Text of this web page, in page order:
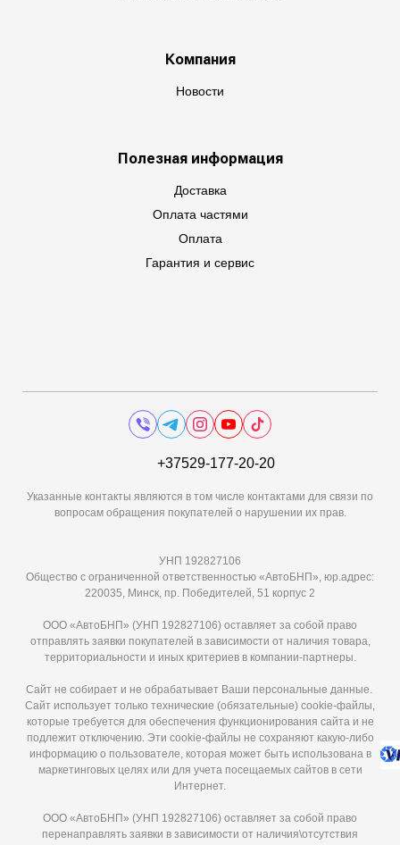
Компания
Новости
Полезная информация
Доставка
Оплата частями
Оплата
Гарантия и сервис
+37529-177-20-20
Указанные контакты являются в том числе контактами для связи по
вопросам обращения покупателей о нарушении их прав.
УНП 192827106
Общество с ограниченной ответственностью «АвтоБНП», юр.адрес:
220035, Минск, пр. Победителей, 51 корпус 2
ООО «АвтоБНП» (УНП 192827106) оставляет за собой право
отправлять заявки покупателей в зависимости от наличия товара,
территориальности и иных критериев в компании-партнеры.
Сайт не собирает и не обрабатывает Ваши персональные данные.
Сайт использует только технические (обязательные) cookie-файлы,
которые требуется для обеспечения функционирования сайта и не
подлежит отключению. Эти сookie-файлы не сохраняют какую-либо
информацию о пользователе, которая может быть использована в
маркетинговых целях или для учета посещаемых сайтов в сети
Интернет.
ООО «АвтоБНП» (УНП 192827106) оставляет за собой право
перенаправлять заявки в зависимости от наличия\отсутствия